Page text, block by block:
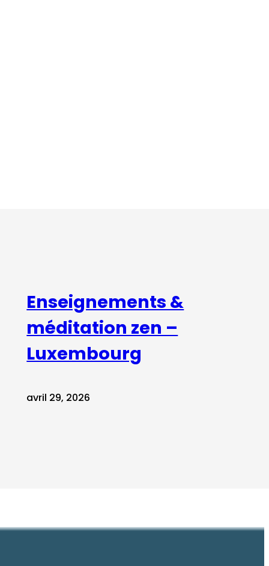
Enseignements &
méditation zen –
Luxembourg
avril 29, 2026